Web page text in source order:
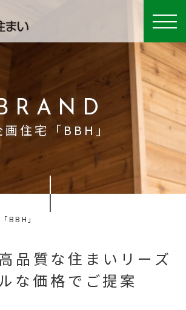
画住宅「BBH」
BBH」
品質な住まいリーズ
な価格でご提案